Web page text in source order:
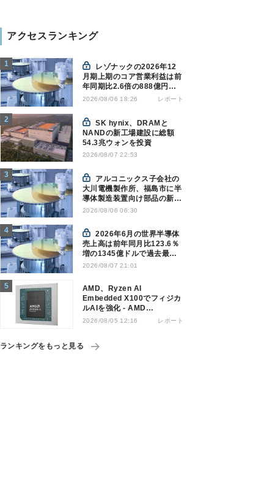
アクセスランキング
月期上期のコア営業利益は前
年同期比2.6倍の888億円、
AI向け半導体材料が好調
2026/08/06 18:26 レポート
SK hynix、DRAMと
NANDの新工場建設に総額
54.3兆ウォンを投資
2026/08/07 22:53
大川電機製作所、福島市に半
導体製造装置向け部品の新工
場建設を決定
2026/08/06 06:30
2026年6月の世界半導体
売上高は前年同月比123.6％
増の1345億ドルで過去最高
更新 SIA調べ
2026/08/07 21:01
AMD、Ryzen AI
Embedded X100でフィジカ
ルAIを強化 - AMD
Advancing AI 2026
2026/08/05 12:16 レポート
ランキングをもっと見る